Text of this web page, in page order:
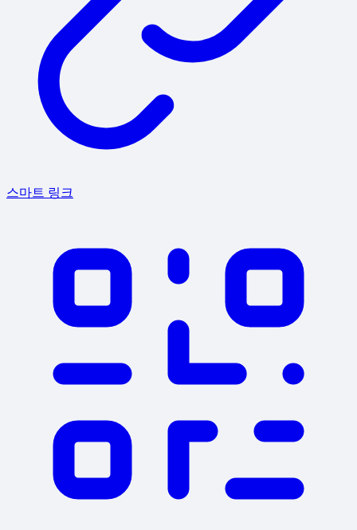
스마트 링크